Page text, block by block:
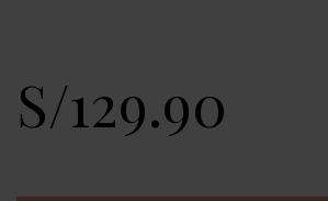
S/129.90